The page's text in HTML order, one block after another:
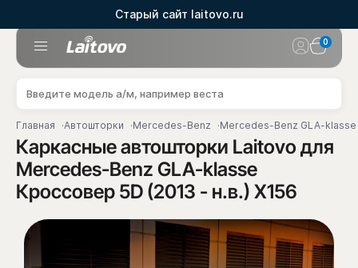
Старый сайт laitovo.ru
0
Главная Автошторки Mercedes-Benz Mercedes-Benz GLA-klasse
Каркасные автошторки Laitovo для
Mercedes-Benz GLA-klasse
Кроссовер 5D (2013 - н.в.) X156